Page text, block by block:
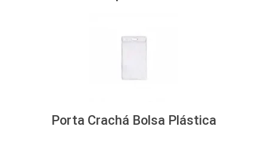
Porta Crachá Bolsa Plástica